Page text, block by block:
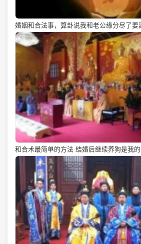
婚姻和合法事，算卦说我和老公缘分尽了要
和合术最简单的方法 结婚后继续养狗是我